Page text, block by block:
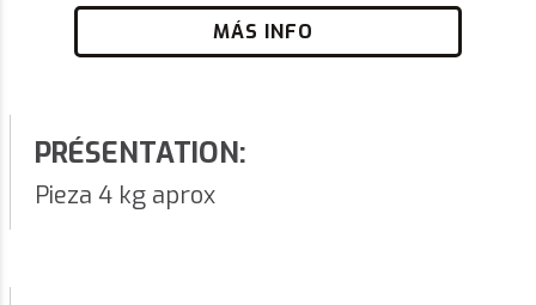
MÁS INFO
PRÉSENTATION:
Pieza 4 kg aprox